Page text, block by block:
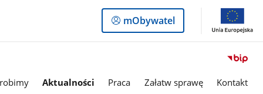
Logowanie
do
mObywatel
Aktualności Praca Załatw sprawę Kontakt